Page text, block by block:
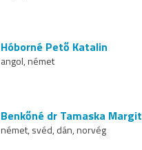
Hóborné Pető Katalin
angol, német
Benkőné dr Tamaska Margit
német, svéd, dán, norvég